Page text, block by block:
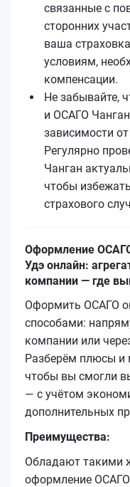
связанные с
сторонних
ваша
условиям,
компенсации.
Не забывайте,
и ОСАГО
зависимости
Регулярно
Чанган
чтобы
страхового
Оформление
Удэ онлайн:
компании — где
Оформить ОСАГО
способами:
компании или
Разберём плюсы и
чтобы вы смогли
— с учётом
дополнительных
Преимущества:
Обладают такими
оформление ОСАГО